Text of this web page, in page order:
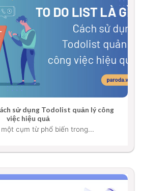
sử dụng Todolist quản lý công
việc hiệu quả
cụm từ phổ biến trong...